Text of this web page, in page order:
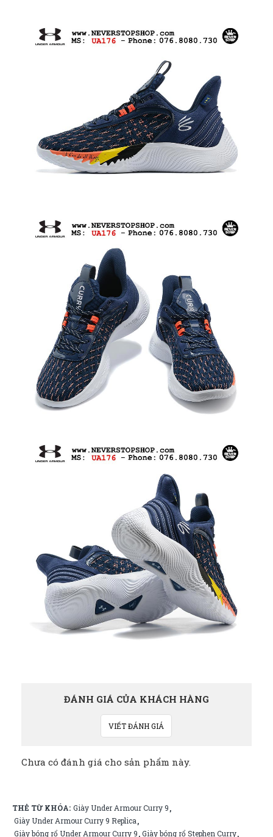
ĐÁNH GIÁ CỦA KHÁCH HÀNG
VIẾT ĐÁNH GIÁ
Chưa có đánh giá cho sản phẩm này.
THẺ TỪ KHÓA: Giày Under Armour Curry 9,
Giày Under Armour Curry 9 Replica,
Giày bóng rổ Under Armour Curry 9,Giày bóng rổ Stephen Curry,